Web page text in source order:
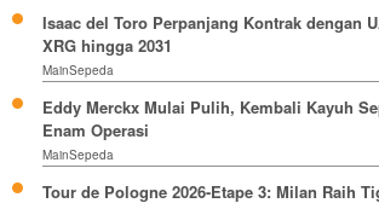
Isaac del Toro Perpanjang Kontrak dengan
XRG hingga 2031
MainSepeda
Eddy Merckx Mulai Pulih, Kembali Kayuh
Enam Operasi
MainSepeda
Tour de Pologne 2026-Etape 3: Milan Raih